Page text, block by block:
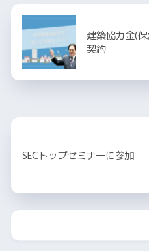
建築協力金(
契約
SECトップセミナーに参加